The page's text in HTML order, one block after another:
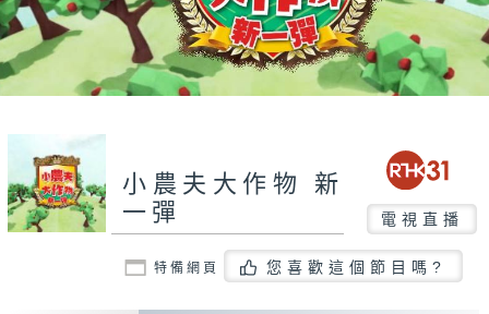
小農夫大作物 新
一彈
電視直播
特備網頁 您喜歡這個節目嗎?